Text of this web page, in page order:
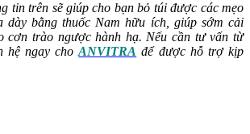
tin trên sẽ giúp cho bạn bỏ túi được các mẹo
dày bằng thuốc Nam hữu ích, giúp sớm cải
cơn trào ngược hành hạ. Nếu cần tư vấn từ
hệ ngay choANVITRA để được hỗ trợ kịp